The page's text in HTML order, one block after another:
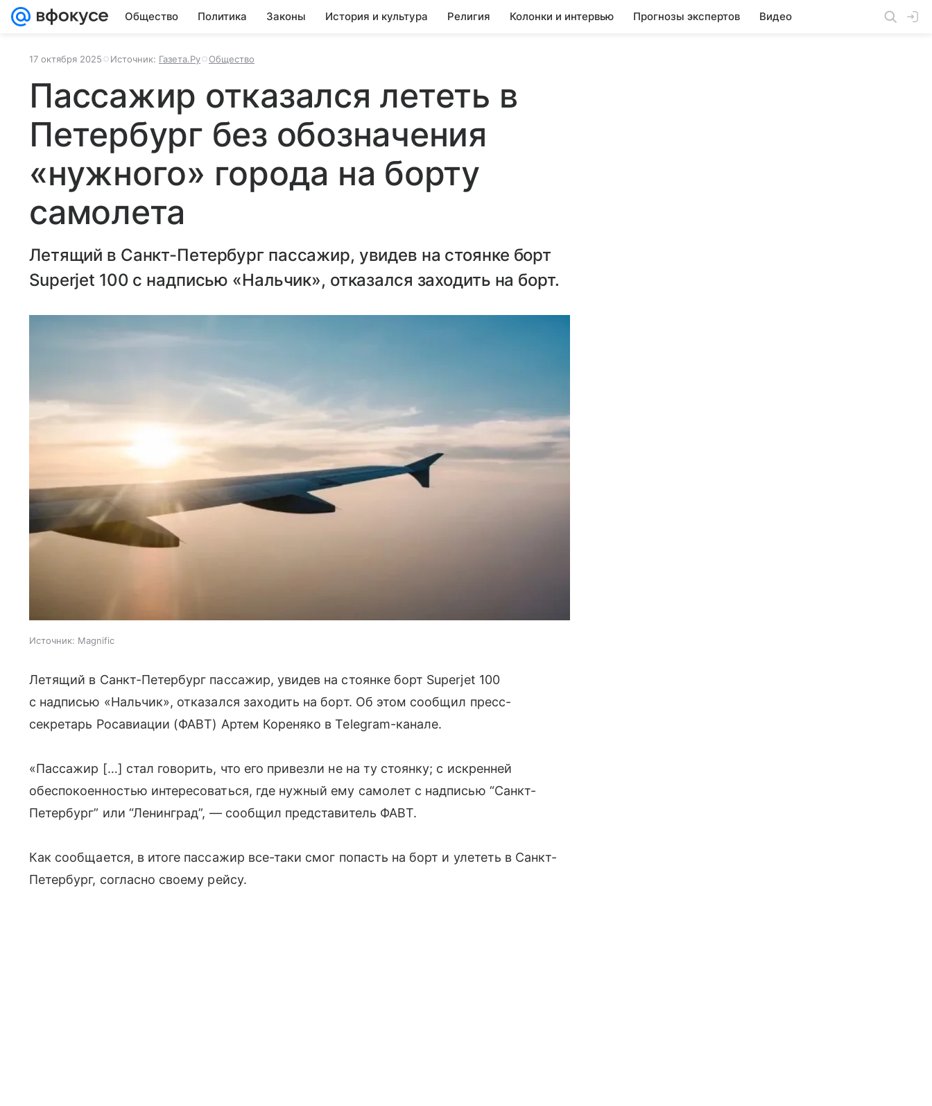
Общество Политика Законы История и культура Религия Колонки и интервью Прогнозы экспертов Видео
17 октября 2025 Источник: Газета.Ру Общество
Пассажир отказался лететь в
Петербург без обозначения
«нужного» города на борту
самолета
Летящий в Санкт-Петербург пассажир, увидев на стоянке борт
Superjet 100 с надписью «Нальчик», отказался заходить на борт.
Источник: Magnific
Летящий в Санкт-Петербург пассажир, увидев на стоянке борт Superjet 100
с надписью «Нальчик», отказался заходить на борт. Об этом сообщил пресс-
секретарь Росавиации (ФАВТ) Артем Кореняко в Telegram-канале.
«Пассажир […] стал говорить, что его привезли не на ту стоянку; с искренней
обеспокоенностью интересоваться, где нужный ему самолет с надписью “Санкт-
Петербург” или “Ленинград”, — сообщил представитель ФАВТ.
Как сообщается, в итоге пассажир все-таки смог попасть на борт и улететь в Санкт-
Петербург, согласно своему рейсу.